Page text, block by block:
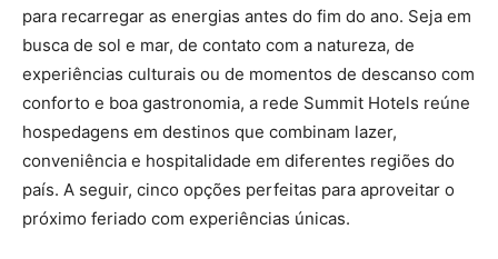
para recarregar as energias antes do fim do ano. Seja em
busca de sol e mar, de contato com a natureza, de
experiências culturais ou de momentos de descanso com
conforto e boa gastronomia, a rede Summit Hotels reúne
hospedagens em destinos que combinam lazer,
conveniência e hospitalidade em diferentes regiões do
país. A seguir, cinco opções perfeitas para aproveitar o
próximo feriado com experiências únicas.